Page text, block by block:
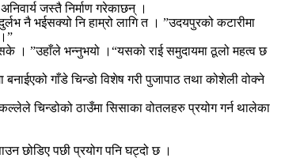
जस्तै निर्माण गरेकाछन् ।
नै भईसक्यो नि हाम्रो लागि त । ”उदयपुरको कटारीमा
। ”उहाँले भन्नुभयो ।“यसको राई समुदायमा ठूलो महत्व छ
गाँडे चिन्डो विशेष गरी पुजापाठ तथा कोशेली वोक्ने
चिन्डोको ठाउँमा सिसाका वोतलहरु प्रयोग गर्न थालेका
छोडिए पछी प्रयोग पनि घट्दो छ ।